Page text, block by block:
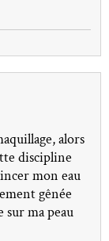
alors
discipline
mon eau
gênée
sur ma peau